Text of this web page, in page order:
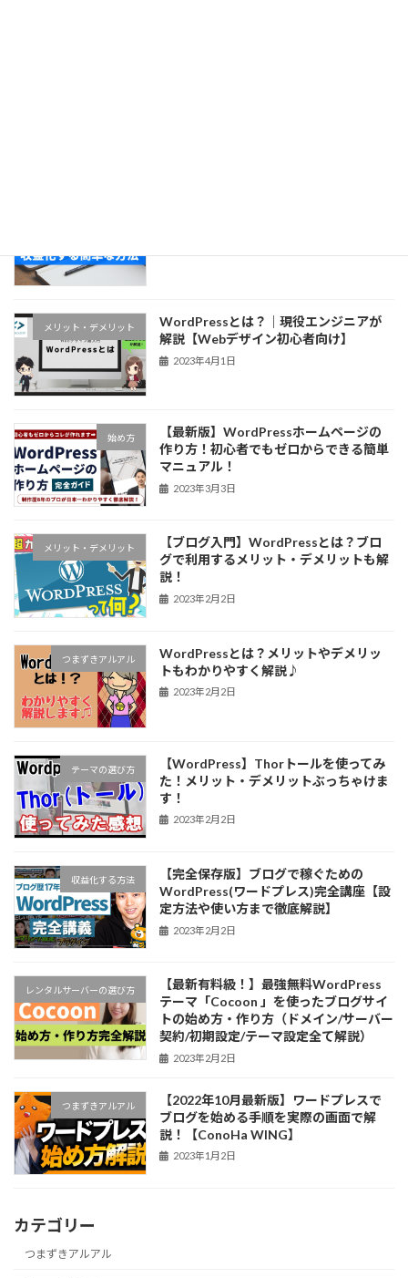
メリット・デメリット
WordPressとは？｜現役エンジニアが
解説【Webデザイン初心者向け】
2023年4月1日
始め方
【最新版】WordPressホームページの
作り方！初心者でもゼロからできる簡単
マニュアル！
2023年3月3日
メリット・デメリット
【ブログ入門】WordPressとは？ブロ
グで利用するメリット・デメリットも解
説！
2023年2月2日
つまずきアルアル
WordPressとは？メリットやデメリッ
トもわかりやすく解説♪
2023年2月2日
テーマの選び方
【WordPress】Thorトールを使ってみ
た！メリット・デメリットぶっちゃけま
す！
2023年2月2日
収益化する方法
【完全保存版】ブログで稼ぐための
WordPress(ワードプレス)完全講座【設
定方法や使い方まで徹底解説】
2023年2月2日
レンタルサーバーの選び方
【最新有料級！】最強無料WordPress
テーマ「Cocoon 」を使ったブログサイ
トの始め方・作り方（ドメイン/サーバー
契約/初期設定/テーマ設定全て解説）
2023年2月2日
つまずきアルアル
【2022年10月最新版】ワードプレスで
ブログを始める手順を実際の画面で解
説！【ConoHa WING】
2023年1月2日
カテゴリー
つまずきアルアル